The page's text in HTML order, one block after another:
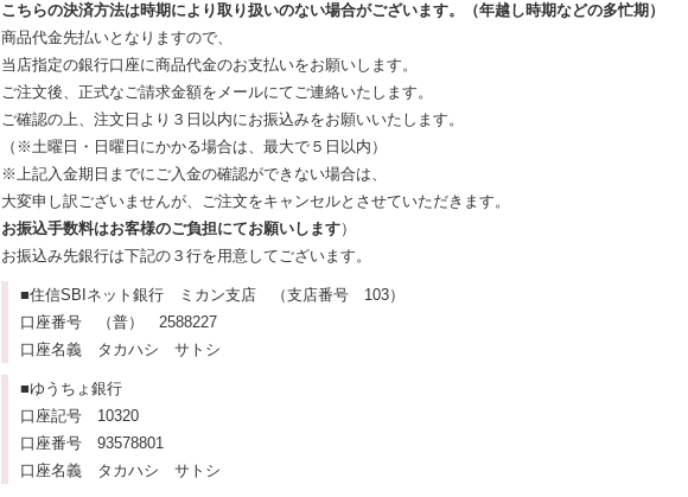
こちらの決済方法は時期により取り扱いのない場合がございます。（年越し時期などの多忙期）
商品代金先払いとなりますので、
当店指定の銀行口座に商品代金のお支払いをお願いします。
ご注文後、正式なご請求金額をメールにてご連絡いたします。
ご確認の上、注文日より３日以内にお振込みをお願いいたします。
（※土曜日・日曜日にかかる場合は、最大で５日以内）
※上記入金期日までにご入金の確認ができない場合は、
大変申し訳ございませんが、ご注文をキャンセルとさせていただきます。
お振込手数料はお客様のご負担にてお願いします）
お振込み先銀行は下記の３行を用意してございます。
■住信SBIネット銀行 ミカン支店 （支店番号 103）
口座番号 （普） 2588227
口座名義 タカハシ サトシ
■ゆうちょ銀行
口座記号 10320
口座番号 93578801
口座名義 タカハシ サトシ